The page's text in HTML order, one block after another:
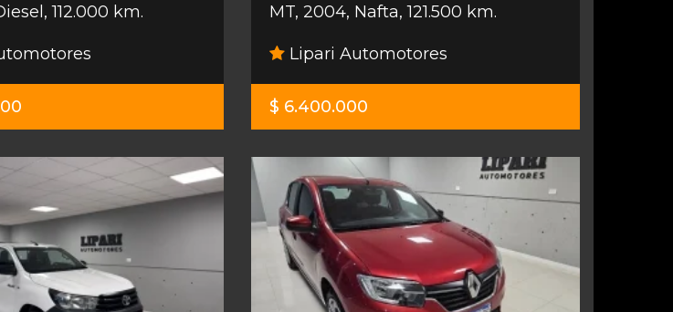
,112.000 km.
MT, 2004, Nafta,121.500 km.
Lipari Automotores
$ 6.400.000